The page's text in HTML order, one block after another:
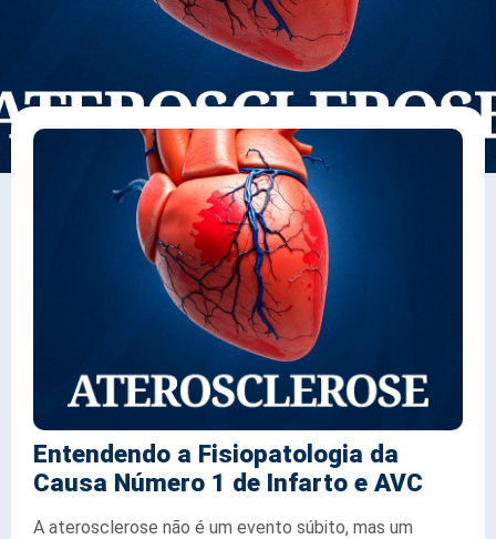
Entendendo a Fisiopatologia da
Causa Número 1 de Infarto e AVC
A aterosclerose não é um evento súbito, mas um